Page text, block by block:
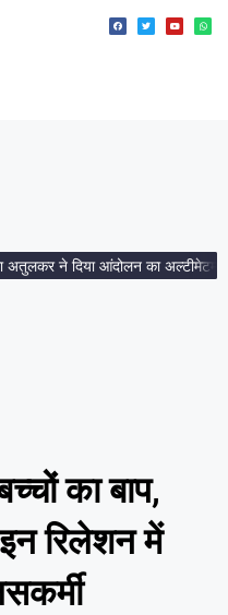
ने दिया आंदोलन का अल्टीमेटम।
का बाप,
रिलेशन में